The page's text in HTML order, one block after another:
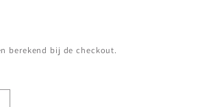
berekend bij de checkout.